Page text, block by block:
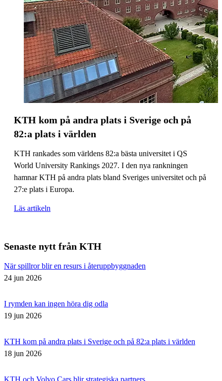
KTH kom på andra plats i Sverige och på
82:a plats i världen
KTH rankades som världens 82:a bästa universitet i QS
World University Rankings 2027. I den nya rankningen
hamnar KTH på andra plats bland Sveriges universitet och på
27:e plats i Europa.
Läs artikeln
Senaste nytt från KTH
När spillror blir en resurs i återuppbyggnaden
24 jun 2026
I rymden kan ingen höra dig odla
19 jun 2026
KTH kom på andra plats i Sverige och på 82:a plats i världen
18 jun 2026
KTH och Volvo Cars blir strategiska partners